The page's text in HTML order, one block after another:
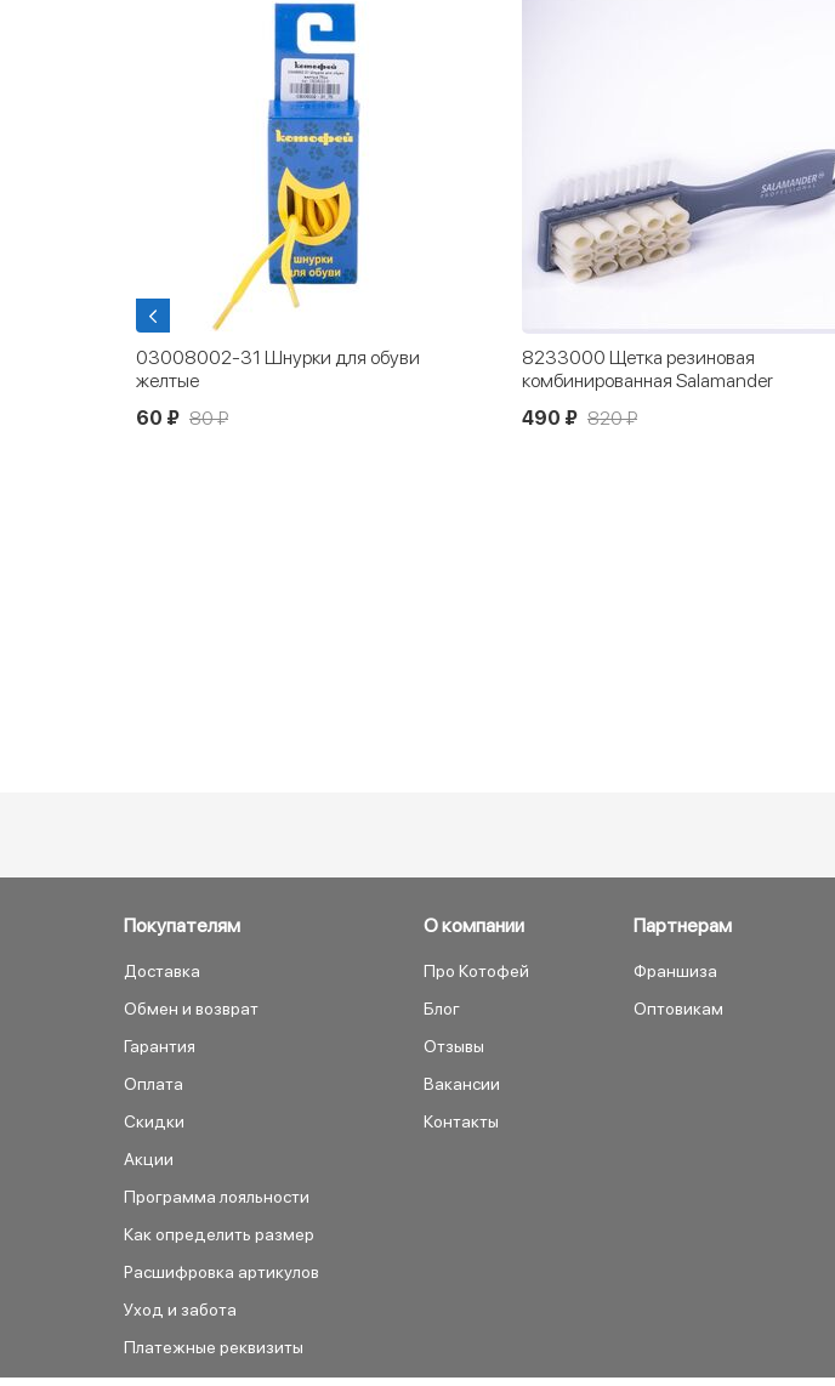
03008002-31 Шнурки для обуви
желтые
60 ₽ 80 ₽
8233000 Щетка резиновая
комбинированная Salamander
490 ₽ 820 ₽
Покупателям
Доставка
Обмен и возврат
Гарантия
Оплата
Скидки
Акции
Программа лояльности
Как определить размер
Расшифровка артикулов
Уход и забота
Платежные реквизиты
О компании
Про Котофей
Блог
Отзывы
Вакансии
Контакты
Партнерам
Франшиза
Оптовикам